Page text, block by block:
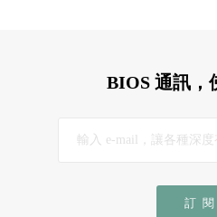
BIOS 通訊，
訂閱